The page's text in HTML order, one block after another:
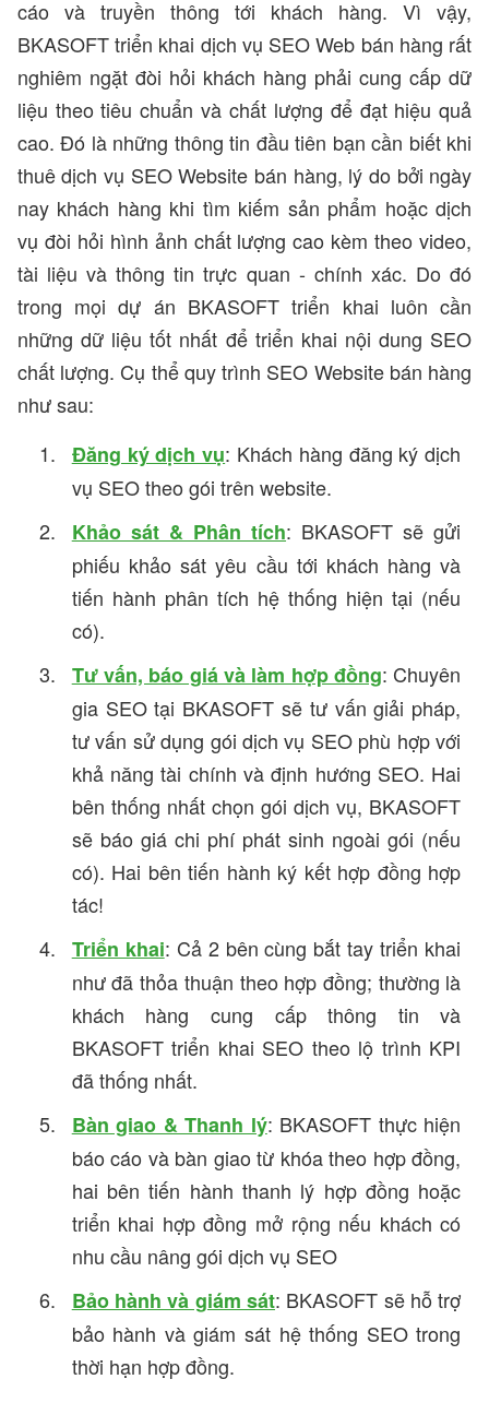
cáo và truyền thông tới khách hàng. Vì vậy,
BKASOFT triển khai dịch vụ SEO Web bán hàng rất
nghiêm ngặt đòi hỏi khách hàng phải cung cấp dữ
liệu theo tiêu chuẩn và chất lượng để đạt hiệu quả
cao. Đó là những thông tin đầu tiên bạn cần biết khi
thuê dịch vụ SEO Website bán hàng, lý do bởi ngày
nay khách hàng khi tìm kiếm sản phẩm hoặc dịch
vụ đòi hỏi hình ảnh chất lượng cao kèm theo video,
tài liệu và thông tin trực quan - chính xác. Do đó
trong mọi dự án BKASOFT triển khai luôn cần
những dữ liệu tốt nhất để triển khai nội dung SEO
chất lượng. Cụ thể quy trình SEO Website bán hàng
như sau:
Đăng ký dịch vụ: Khách hàng đăng ký dịch
vụ SEO theo gói trên website.
Khảo sát & Phân tích: BKASOFT sẽ gửi
phiếu khảo sát yêu cầu tới khách hàng và
tiến hành phân tích hệ thống hiện tại (nếu
có).
Tư vấn, báo giá và làm hợp đồng: Chuyên
gia SEO tại BKASOFT sẽ tư vấn giải pháp,
tư vấn sử dụng gói dịch vụ SEO phù hợp với
khả năng tài chính và định hướng SEO. Hai
bên thống nhất chọn gói dịch vụ, BKASOFT
sẽ báo giá chi phí phát sinh ngoài gói (nếu
có). Hai bên tiến hành ký kết hợp đồng hợp
tác!
Triển khai: Cả 2 bên cùng bắt tay triển khai
như đã thỏa thuận theo hợp đồng; thường là
khách hàng cung cấp thông tin và
BKASOFT triển khai SEO theo lộ trình KPI
đã thống nhất.
Bàn giao & Thanh lý: BKASOFT thực hiện
báo cáo và bàn giao từ khóa theo hợp đồng,
hai bên tiến hành thanh lý hợp đồng hoặc
triển khai hợp đồng mở rộng nếu khách có
nhu cầu nâng gói dịch vụ SEO
Bảo hành và giám sát: BKASOFT sẽ hỗ trợ
bảo hành và giám sát hệ thống SEO trong
thời hạn hợp đồng.